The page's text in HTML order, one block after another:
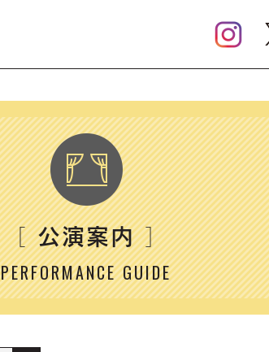
［公演案内］
PERFORMANCE GUIDE